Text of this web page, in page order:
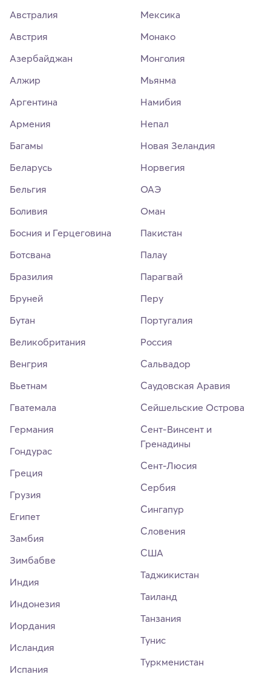
Австралия
Австрия
Азербайджан
Алжир
Аргентина
Армения
Багамы
Беларусь
Бельгия
Боливия
Босния и Герцеговина
Ботсвана
Бразилия
Бруней
Бутан
Великобритания
Венгрия
Вьетнам
Гватемала
Германия
Гондурас
Греция
Грузия
Египет
Замбия
Зимбабве
Индия
Индонезия
Иордания
Исландия
Испания
Мексика
Монако
Монголия
Мьянма
Намибия
Непал
Новая Зеландия
Норвегия
ОАЭ
Оман
Пакистан
Палау
Парагвай
Перу
Португалия
Россия
Сальвадор
Саудовская Аравия
Сейшельские Острова
Сент-Винсент и
Гренадины
Сент-Люсия
Сербия
Сингапур
Словения
США
Таджикистан
Таиланд
Танзания
Тунис
Туркменистан